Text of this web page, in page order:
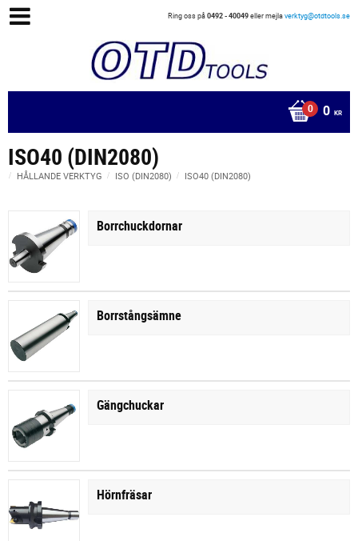
Ring oss på0492 - 40049eller mejlaverktyg@otdtools.se
0 KR
ISO40 (DIN2080)
HÅLLANDE VERKTYG ISO (DIN2080) ISO40 (DIN2080)
Borrchuckdornar
Borrstångsämne
Gängchuckar
Hörnfräsar